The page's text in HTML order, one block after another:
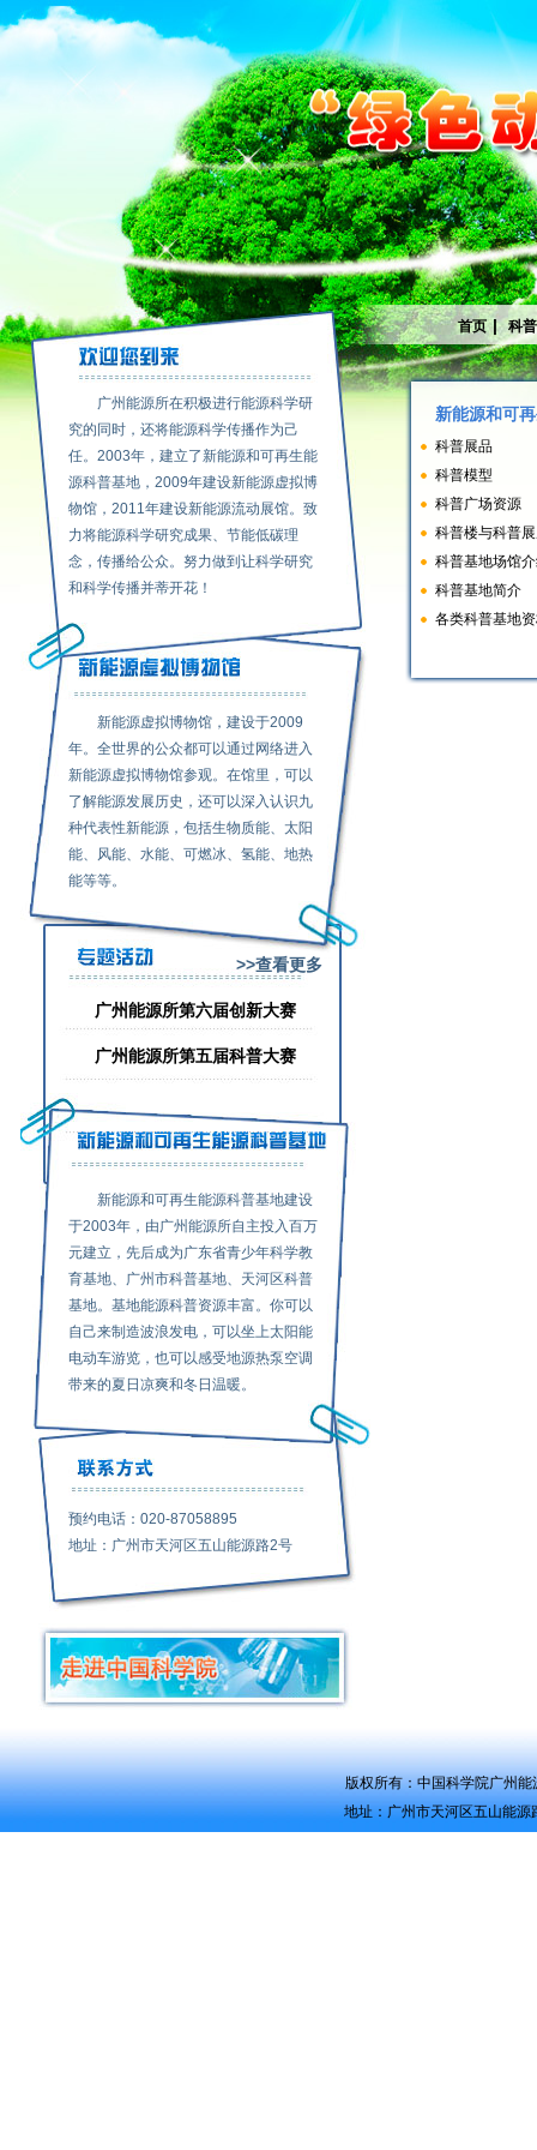
广州能源所在积极进行能源科学研
究的同时，还将能源科学传播作为己
任。2003年，建立了新能源和可再生能
源科普基地，2009年建设新能源虚拟博
物馆，2011年建设新能源流动展馆。致
力将能源科学研究成果、节能低碳理
念，传播给公众。努力做到让科学研究
和科学传播并蒂开花！
新能源虚拟博物馆，建设于2009
年。全世界的公众都可以通过网络进入
新能源虚拟博物馆参观。在馆里，可以
了解能源发展历史，还可以深入认识九
种代表性新能源，包括生物质能、太阳
能、风能、水能、可燃冰、氢能、地热
能等等。
>>查看更多
广州能源所第六届创新大赛
广州能源所第五届科普大赛
新能源和可再生能源科普基地建设
于2003年，由广州能源所自主投入百万
元建立，先后成为广东省青少年科学教
育基地、广州市科普基地、天河区科普
基地。基地能源科普资源丰富。你可以
自己来制造波浪发电，可以坐上太阳能
电动车游览，也可以感受地源热泵空调
带来的夏日凉爽和冬日温暖。
预约电话：020-87058895
地址：广州市天河区五山能源路2号
首页 | 科
新能源和可
科普展品
科普模型
科普广场资源
科普楼与科普
科普基地场馆
科普基地简介
各类科普基地
版权所有：中国科学院广州能
地址：广州市天河区五山能源